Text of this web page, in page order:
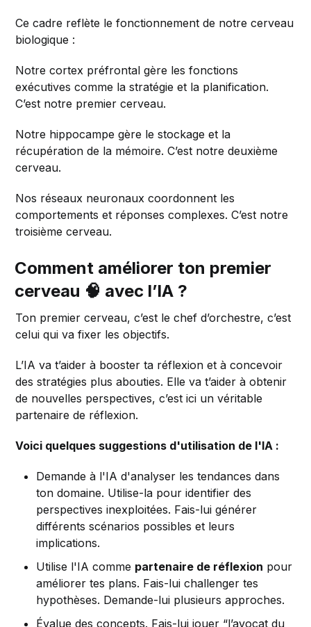
Ce cadre reflète le fonctionnement de notre cerveau
biologique :
Notre cortex préfrontal gère les fonctions
exécutives comme la stratégie et la planification.
C’est notre premier cerveau.
Notre hippocampe gère le stockage et la
récupération de la mémoire. C’est notre deuxième
cerveau.
Nos réseaux neuronaux coordonnent les
comportements et réponses complexes. C’est notre
troisième cerveau.
Comment améliorer ton premier
cerveau 🧠 avec l’IA ?
Ton premier cerveau, c’est le chef d’orchestre, c’est
celui qui va fixer les objectifs.
L’IA va t’aider à booster ta réflexion et à concevoir
des stratégies plus abouties. Elle va t’aider à obtenir
de nouvelles perspectives, c’est ici un véritable
partenaire de réflexion.
Voici quelques suggestions d'utilisation de l'IA :
Demande à l'IA d'analyser les tendances dans
ton domaine. Utilise-la pour identifier des
perspectives inexploitées. Fais-lui générer
différents scénarios possibles et leurs
implications.
Utilise l'IA comme partenaire de réflexion pour
améliorer tes plans. Fais-lui challenger tes
hypothèses. Demande-lui plusieurs approches.
Évalue des concepts. Fais-lui jouer “l’avocat du